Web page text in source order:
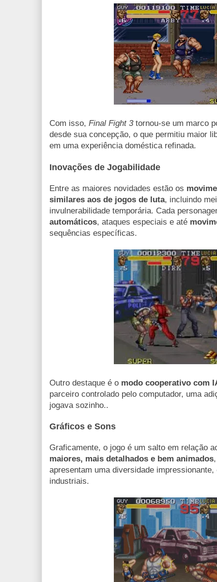
Com isso, Final Fight 3tornou-se um marco
desde sua concepção, o que permitiu maior
em uma experiência doméstica refinada.
Inovações de Jogabilidade
Entre as maiores novidades estão os
similares aos de jogos de luta, incluindo
invulnerabilidade temporária. Cada
automáticos, ataques especiais e até
sequências específicas.
Outro destaque é o modo cooperativo com
parceiro controlado pelo computador, uma
jogava sozinho..
Gráficos e Sons
Graficamente, o jogo é um salto em relação
maiores, mais detalhados e bem animados
apresentam uma diversidade
industriais.